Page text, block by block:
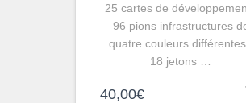
25 cartes de
96 pions infrastructures
quatre couleurs
18 jetons …
40,00€